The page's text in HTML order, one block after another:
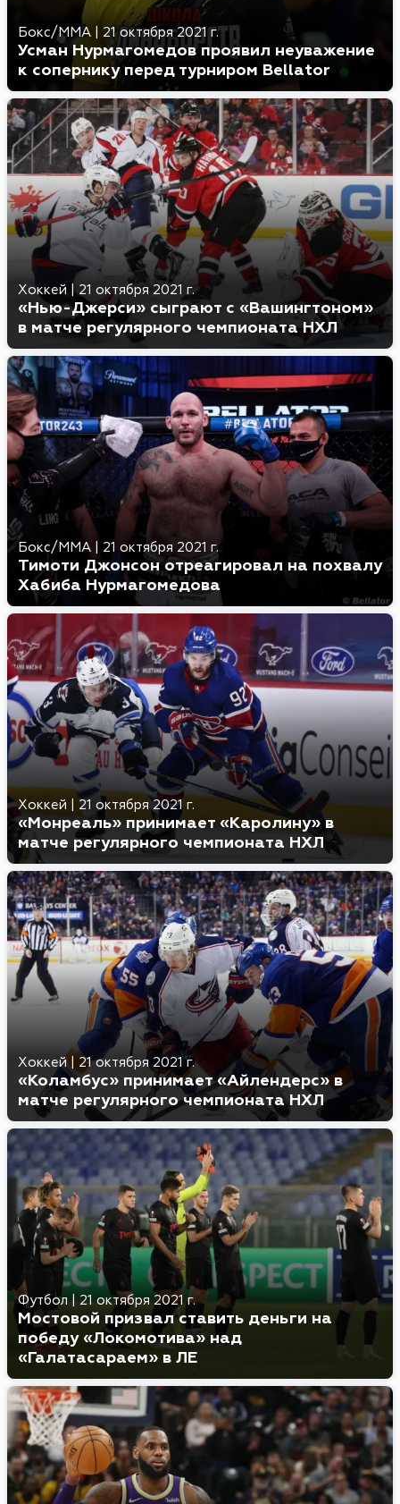
Бокс/MMA 21 октября 2021 г.
Усман Нурмагомедов проявил неуважение
к сопернику перед турниром Bellator
Хоккей |21 октября 2021 г.
«Нью-Джерси» сыграют с «Вашингтоном»
в матче регулярного чемпионата НХЛ
Бокс/MMA 21 октября 2021 г.
Тимоти Джонсон отреагировал на похвалу
Хабиба Нурмагомедова
Хоккей 21 октября 2021 г.
«Монреаль» принимает «Каролину» в
матче регулярного чемпионата НХЛ
Хоккей| 21 октября 2021 г.
«Коламбус» принимает «Айлендерс» в
матче регулярного чемпионата НХЛ
Футбол|21 октября 2021 г.
Мостовой призвал ставить деньги на
победу «Локомотива» над
«Галатасараем» в ЛЕ